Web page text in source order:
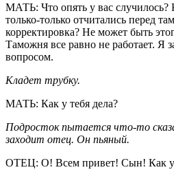
МАТЬ: Что опять у вас
только-только отчитались перед
корректировка? Не может быть
Таможня все равно не работает. Я
вопросом.
Кладет трубку.
МАТЬ: Как у тебя дела?
Подросток пытается что-то
заходит отец. Он пьяный.
ОТЕЦ: О! Всем привет! Сын! Как у